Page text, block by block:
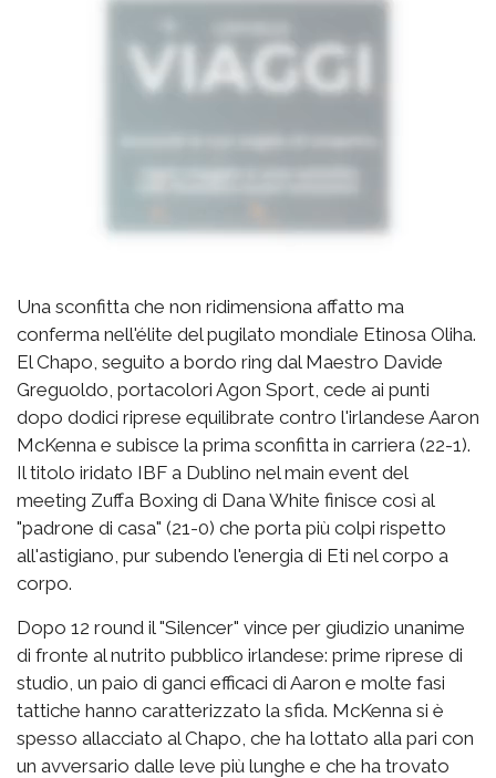
Una sconfitta che non ridimensiona affatto ma
conferma nell'élite del pugilato mondiale Etinosa Oliha.
El Chapo, seguito a bordo ring dal Maestro Davide
Greguoldo, portacolori Agon Sport, cede ai punti
dopo dodici riprese equilibrate contro l'irlandese Aaron
McKenna e subisce la prima sconfitta in carriera (22-1).
Il titolo iridato IBF a Dublino nel main event del
meeting Zuffa Boxing di Dana White finisce così al
"padrone di casa" (21-0) che porta più colpi rispetto
all'astigiano, pur subendo l'energia di Eti nel corpo a
corpo.
Dopo 12 round il "Silencer" vince per giudizio unanime
di fronte al nutrito pubblico irlandese: prime riprese di
studio, un paio di ganci efficaci di Aaron e molte fasi
tattiche hanno caratterizzato la sfida. McKenna si è
spesso allacciato al Chapo, che ha lottato alla pari con
un avversario dalle leve più lunghe e che ha trovato